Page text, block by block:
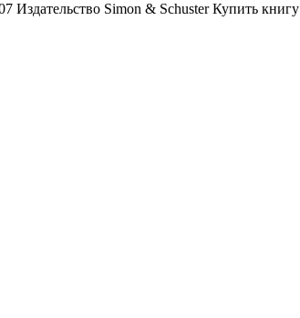
Simon & Schuster Купить книгу